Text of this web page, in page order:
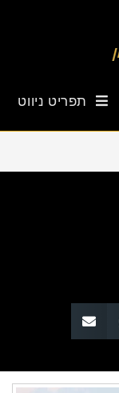
תפריט ניווט